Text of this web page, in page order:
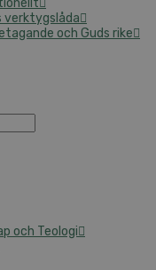
verktygslåda
och Guds rike
och Teologi